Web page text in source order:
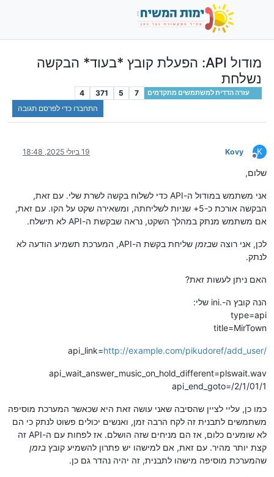
מודול API: הפעלת קובץ *בעוד* הבקשה
נשלחת
עזרה הדדית למשתמשים מתקדמים 7
5
371
4
התחברו כדי לפרסם תגובה
K
מנותק
Kovy 19 ביולי 2025, 18:48
שלום,
אני משתמש במודול ה-API כדי לשלוח בקשה לשרת שלי. עם זאת,
הבקשה אורכת כ-5+ שניות לשליחתה, ומשאירה שקט על הקו. עם זאת,
אם משתמש מנתק במהלך השקט, נראה שבקשת ה-API לא תישלח.
לכן, אני רוצה שבזמן
שליחת בקשת ה-API, המערכת תשמיע הודעה לא
לנתק.
האם ניתן לעשות זאת?
הנה קובץ ה-.ini שלי:
type=api
title=MirTown
api_link=http://example.com/pikudoref/add_user/
api_wait_answer_music_on_hold_different=plswait.wav
api_end_goto=/2/1/01/1
כמו כן, עליי לציין שהסיבה שאני עושה זאת היא שכאשר המערכת מוסיפה
משתמשים לתבנית זה לקח הרבה זמן, ואנשים יכולים פשוט לנתק כי הם
לא שומעים כלום, אז הם מניחים שזה הושלם. אז לפחות עם ה-API זה
קצת יותר מהיר. עם זאת, אם למישהו יש פתרון להשמיע קובץ בזמן
שהמערכת מוסיפה מישהו לתבנית, זה יהיה נהדר גם כן.